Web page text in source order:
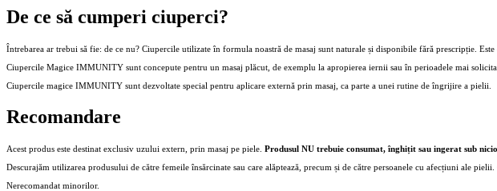
De ce să cumperi ciuperci?
Întrebarea ar trebui să fie: de ce nu? Ciupercile utilizate în formula noastră de masaj sunt naturale și disponibile fără prescripție.
Ciupercile Magice IMMUNITY sunt concepute pentru un masaj plăcut, de exemplu la apropierea iernii sau în perioadele mai
Ciupercile magice IMMUNITY sunt dezvoltate special pentru aplicare externă prin masaj, ca parte a unei rutine de îngrijire a pielii.
Recomandare
Acest produs este destinat exclusiv uzului extern, prin masaj pe piele. Produsul NU trebuie consumat, înghițit sau ingerat sub
Descurajăm utilizarea produsului de către femeile însărcinate sau care alăptează, precum și de către persoanele cu afecțiuni ale
Nerecomandat minorilor.